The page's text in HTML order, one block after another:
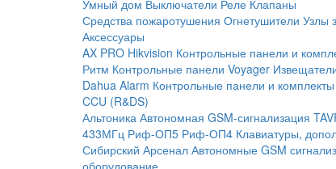
Умный дом Выключатели Реле Клапаны
Средства пожаротушения Огнетушители Узлы
Аксессуары
AX PRO Hikvision Контрольные панели и
Ритм Контрольные панели Voyager
Dahua Alarm Контрольные панели и комплекты
CCU (R&DS)
Альтоника Автономная GSM-сигнализация
433МГц Риф-ОП5 Риф-ОП4 Клавиатуры,
Сибирский Арсенал Автономные GSM